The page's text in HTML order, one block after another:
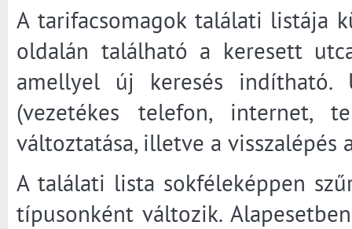
A tarifacsomagok találati listája
oldalán található a keresett
amellyel új keresés indítható.
(vezetékes telefon, internet,
változtatása, illetve a visszalépés
A találati lista sokféleképpen
típusonként változik.